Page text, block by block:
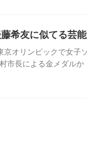
希友に似てる芸
京オリンピックで女子
市長による金メダルか